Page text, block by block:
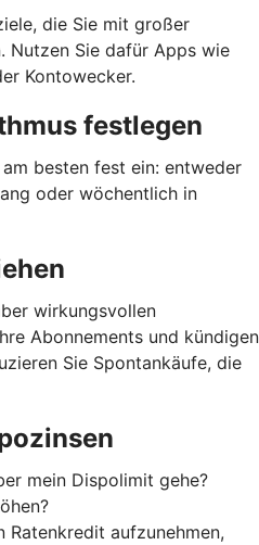
die Sie mit großer
Nutzen Sie dafür Apps wie
Kontowecker.
festlegen
besten fest ein: entweder
oder wöchentlich in
wirkungsvollen
Abonnements und kündigen
Sie Spontankäufe, die
mein Dispolimit gehe?
Ratenkredit aufzunehmen,